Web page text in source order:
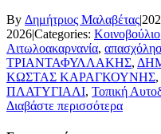
By Δημήτριος Μαλαβέτας|
2026|Categories: Κοινοβούλιο
Αιτωλοακαρνανία,
ΤΡΙΑΝΤΑΦΥΛΛΑΚΗΣ,
ΚΩΣΤΑΣ ΚΑΡΑΓΚΟΥΝΗΣ,
ΠΛΑΤΥΓΙΑΛΙ, Τοπική
Διαβάστε περισσότερα